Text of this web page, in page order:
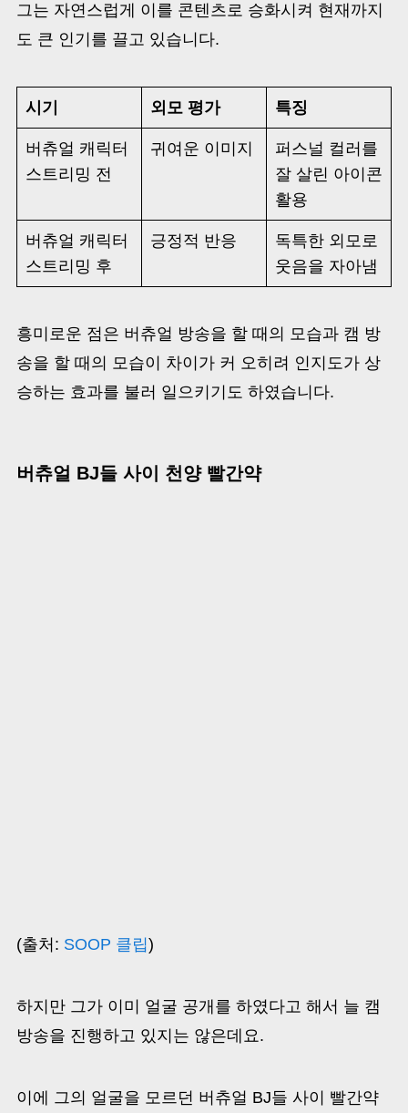
그는 자연스럽게 이를 콘텐츠로 승화시켜 현재까지
도 큰 인기를 끌고 있습니다.
시기 외모 평가 특징
버츄얼 캐릭터
스트리밍 전
귀여운 이미지
퍼스널 컬러를
잘 살린 아이콘
활용
버츄얼 캐릭터
스트리밍 후
긍정적 반응
독특한 외모로
웃음을 자아냄
흥미로운 점은 버츄얼 방송을 할 때의 모습과 캠 방
송을 할 때의 모습이 차이가 커 오히려 인지도가 상
승하는 효과를 불러 일으키기도 하였습니다.
버츄얼 BJ들 사이 천양 빨간약
(출처: SOOP 클립)
하지만 그가 이미 얼굴 공개를 하였다고 해서 늘 캠
방송을 진행하고 있지는 않은데요.
이에 그의 얼굴을 모르던 버츄얼 BJ들 사이 빨간약